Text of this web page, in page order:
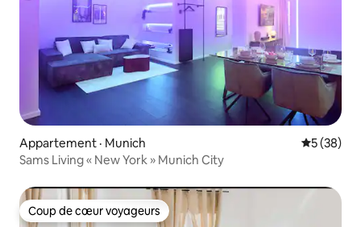
Appartement · Munich Note
5 (38)
Sams Living « New York » Munich City
Coup de cœur voyageurs
Coup de cœur voyageurs